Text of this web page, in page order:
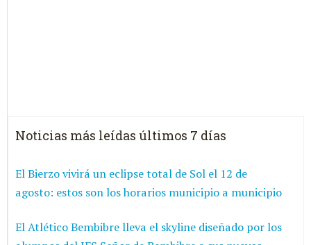
Noticias más leídas últimos 7 días
El Bierzo vivirá un eclipse total de Sol el 12 de
agosto: estos son los horarios municipio a municipio
El Atlético Bembibre lleva el skyline diseñado por los